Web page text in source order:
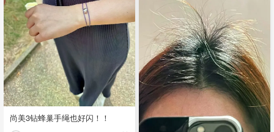
尚美3钻蜂巢手绳也好闪！！